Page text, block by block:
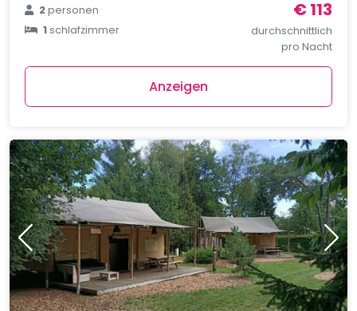
2personen
1schlafzimmer
€ 113
durchschnittlich
pro Nacht
Anzeigen